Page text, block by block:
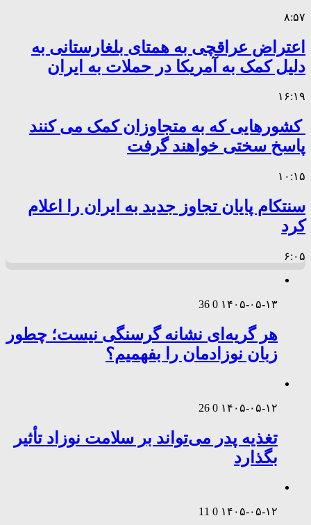
۸:۵۷
اعتراض عراقچی به همتای بلغارستانی به
دلیل کمک به آمریکا در حملات به ایران
۱۶:۱۹
کشورهایی که به متجاوزان کمک می کنند
پاسخ سختی خواهند گرفت
۱۰:۱۵
سنتکام پایان تجاوز جدید به ایران را اعلام
کرد
۶:۰۵
۱۴۰۵-۰۵-۱۳ 0
36
هر گریه‌ای نشانه گرسنگی نیست؛ چطور
زبان نوزادمان را بفهمیم؟
۱۴۰۵-۰۵-۱۲ 0
26
تغذیه پدر می‌تواند بر سلامت نوزاد تأثیر
بگذارد
۱۴۰۵-۰۵-۱۲ 0
11